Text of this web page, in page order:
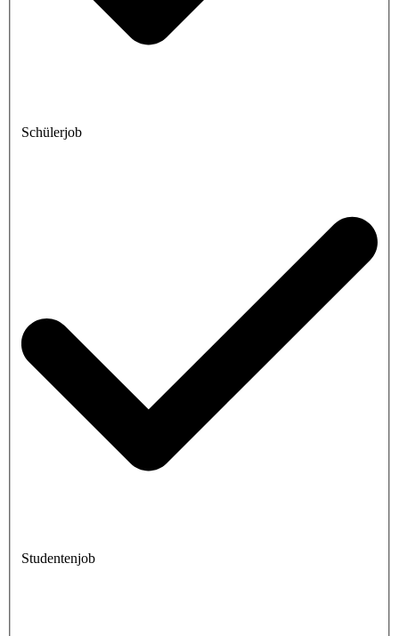
Schülerjob
Studentenjob